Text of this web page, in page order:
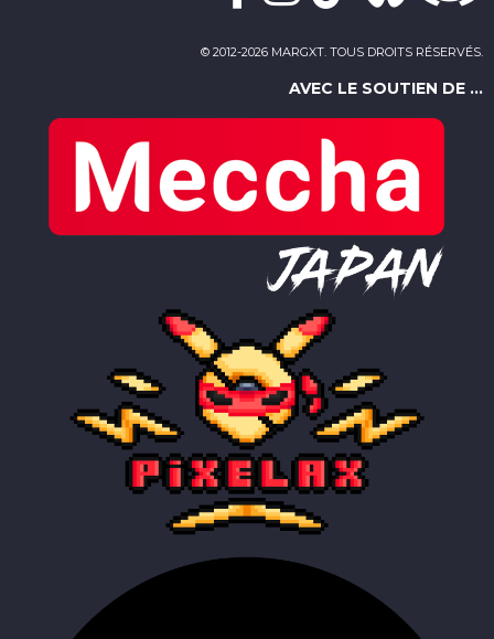
© 2012-2026 MARGXT. TOUS DROITS RÉSERVÉS.
AVEC LE SOUTIEN DE ...